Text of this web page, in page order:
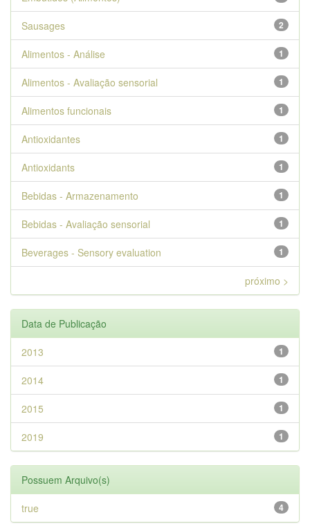
2
Sausages
1
Alimentos - Análise
1
Alimentos - Avaliação sensorial
1
Alimentos funcionais
1
Antioxidantes
1
Antioxidants
1
Bebidas - Armazenamento
1
Bebidas - Avaliação sensorial
1
Beverages - Sensory evaluation
próximo >
Data de Publicação
1
2013
1
2014
1
2015
1
2019
Possuem Arquivo(s)
4
true